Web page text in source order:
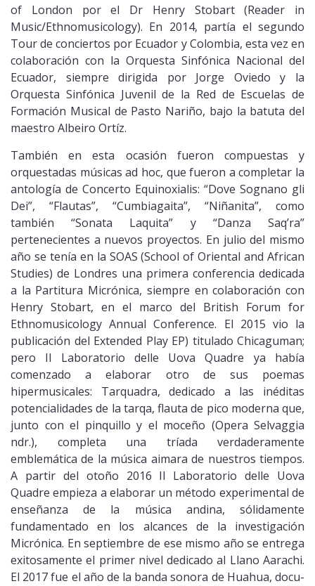
of London por el Dr Henry Stobart (Reader in
Music/Ethnomusicology). En 2014, partía el segundo
Tour de conciertos por Ecuador y Colombia, esta vez en
colaboración con la Orquesta Sinfónica Nacional del
Ecuador, siempre dirigida por Jorge Oviedo y la
Orquesta Sinfónica Juvenil de la Red de Escuelas de
Formación Musical de Pasto Nariño, bajo la batuta del
maestro Albeiro Ortíz.
También en esta ocasión fueron compuestas y
orquestadas músicas ad hoc, que fueron a completar la
antología de Concerto Equinoxialis: “Dove Sognano gli
Dei”, “Flautas”, “Cumbiagaita”, “Niñanita”, como
también “Sonata Laquita” y “Danza Saq’ra”
pertenecientes a nuevos proyectos. En julio del mismo
año se tenía en la SOAS (School of Oriental and African
Studies) de Londres una primera conferencia dedicada
a la Partitura Micrónica, siempre en colaboración con
Henry Stobart, en el marco del British Forum for
Ethnomusicology Annual Conference. El 2015 vio la
publicación del Extended Play EP) titulado Chicaguman;
pero Il Laboratorio delle Uova Quadre ya había
comenzado a elaborar otro de sus poemas
hipermusicales: Tarquadra, dedicado a las inéditas
potencialidades de la tarqa, flauta de pico moderna que,
junto con el pinquillo y el moceño (Opera Selvaggia
ndr.), completa una tríada verdaderamente
emblemática de la música aimara de nuestros tiempos.
A partir del otoño 2016 Il Laboratorio delle Uova
Quadre empieza a elaborar un método experimental de
enseñanza de la música andina, sólidamente
fundamentado en los alcances de la investigación
Micrónica. En septiembre de ese mismo año se entrega
exitosamente el primer nivel dedicado al Llano Aarachi.
El 2017 fue el año de la banda sonora de Huahua, docu-